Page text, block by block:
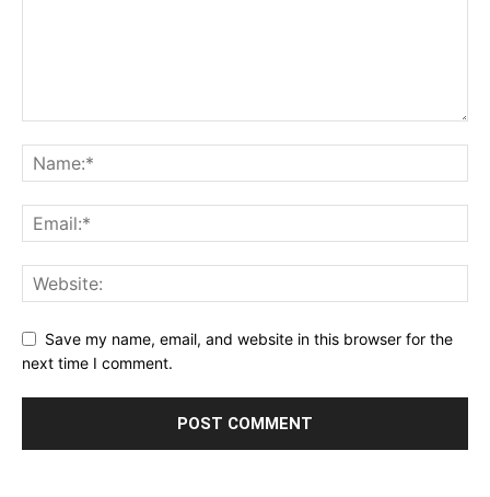
Save my name, email, and website in this browser for the
next time I comment.